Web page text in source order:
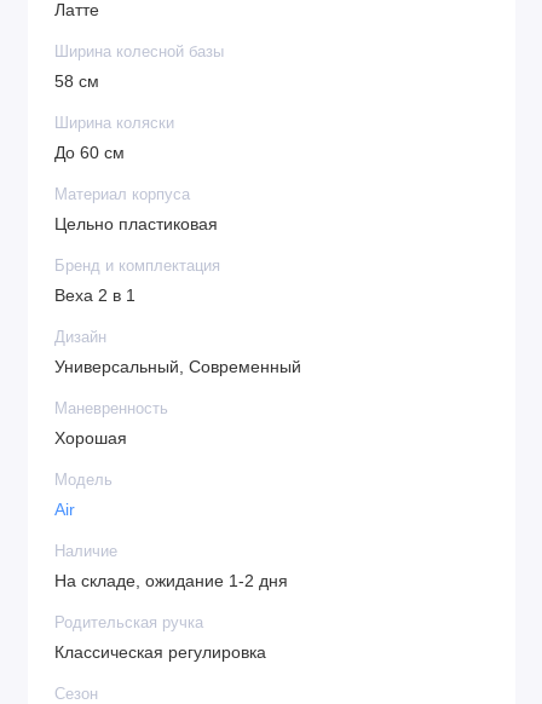
Латте
Ширина колесной базы
58 см
Ширина коляски
До 60 см
Материал корпуса
Цельно пластиковая
Бренд и комплектация
Bexa 2 в 1
Дизайн
Универсальный, Современный
Маневренность
Хорошая
Модель
Air
Наличие
На складе, ожидание 1-2 дня
Родительская ручка
Классическая регулировка
Сезон